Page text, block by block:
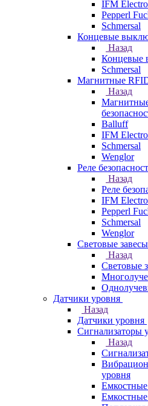
IFM
Pepperl
Schmersal
Концевые
Назад
Концевые
Schmersal
Магнитные
Назад
Balluff
IFM
Schmersal
Wenglor
Реле
Назад
Реле
IFM
Pepperl
Schmersal
Wenglor
Световые
Назад
Световые
Датчики уровня
Назад
Датчики уровня
Сигнализаторы
Назад
уровня